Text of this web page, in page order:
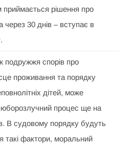
приймається рішення про
через 30 днів – вступає в
подружжя спорів про
проживання та порядку
дітей, може
процес ще на
В судовому порядку будуть
такі фактори, моральний